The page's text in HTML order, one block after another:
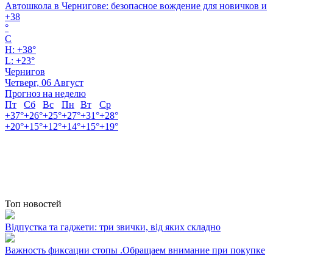
Автошкола в Чернигове: безопасное вождение для новичков и
+38
°
C
H: +38°
L: +23°
Чернигов
Четверг, 06 Август
Прогноз на неделю
Пт
Сб Вс Пн Вт
Ср
+37°+26°+25°+27°+31°+28°
+20°+15°+12°+14°+15°+19°
Топ новостей
Відпустка та гаджети: три звички, від яких складно
Важность фиксации стопы .Обращаем внимание при покупке